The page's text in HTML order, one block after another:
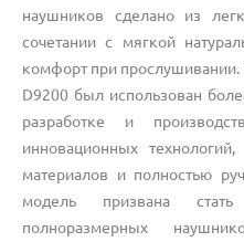
наушников сделано из
сочетании с мягкой
комфорт при
D9200 был использован
разработке и
инновационных
материалов и полностью
модель призвана
полноразмерных